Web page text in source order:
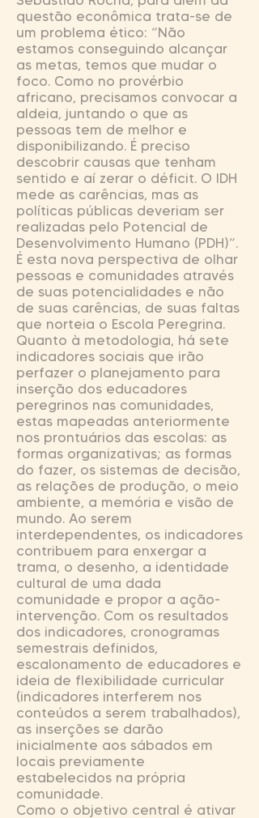
questão econômica trata-se de
um problema ético: “Não
estamos conseguindo alcançar
as metas, temos que mudar o
foco. Como no provérbio
africano, precisamos convocar a
aldeia, juntando o que as
pessoas tem de melhor e
disponibilizando. É preciso
descobrir causas que tenham
sentido e aí zerar o déficit. O IDH
mede as carências, mas as
políticas públicas deveriam ser
realizadas pelo Potencial de
Desenvolvimento Humano (PDH)”.
É esta nova perspectiva de olhar
pessoas e comunidades através
de suas potencialidades e não
de suas carências, de suas faltas
que norteia o Escola Peregrina.
Quanto à metodologia, há sete
indicadores sociais que irão
perfazer o planejamento para
inserção dos educadores
peregrinos nas comunidades,
estas mapeadas anteriormente
nos prontuários das escolas: as
formas organizativas; as formas
do fazer, os sistemas de decisão,
as relações de produção, o meio
ambiente, a memória e visão de
mundo. Ao serem
interdependentes, os indicadores
contribuem para enxergar a
trama, o desenho, a identidade
cultural de uma dada
comunidade e propor a ação-
intervenção. Com os resultados
dos indicadores, cronogramas
semestrais definidos,
escalonamento de educadores e
ideia de flexibilidade curricular
(indicadores interferem nos
conteúdos a serem trabalhados),
as inserções se darão
inicialmente aos sábados em
locais previamente
estabelecidos na própria
comunidade.
Como o objetivo central é ativar